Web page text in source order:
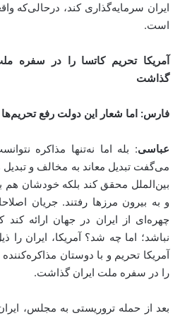
ایران سرمایه‌گذاری کند، درحالی‌که
است.
آمریکا تحریم کاتسا را در سفره
گذاشت
فارس: اما شعار این دولت رفع تحریم‌ها
عباسی: بله اما نه‌تنها مذاکره
می‌گفت تبدیل معاند به مخالف و
بین‌الملل محقق کند بلکه خودشان هم
و به بیرون مرزها رفتند. جریان
چهره‌ای از ایران در جهان ارائه
نباشد؛ اما چه شد؟ آمریکا، ایران
آمریکا تحریم و با دوستان
را در سفره ملت ایران گذاشت.
بعد از حمله تروریستی به مجلس،